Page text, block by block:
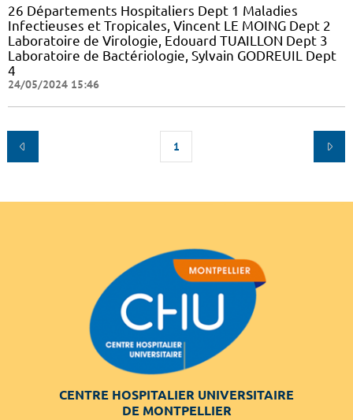
26 Départements Hospitaliers Dept 1 Maladies
Infectieuses et Tropicales, Vincent LE MOING Dept 2
Laboratoire de Virologie, Edouard TUAILLON Dept 3
Laboratoire de Bactériologie, Sylvain GODREUIL Dept
4
24/05/2024 15:46
1
CENTRE HOSPITALIER UNIVERSITAIRE
DE MONTPELLIER